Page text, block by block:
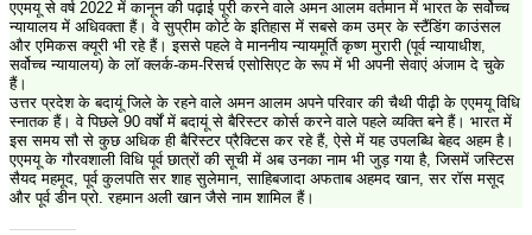
एएमयू से वर्ष 2022 में कानून की पढ़ाई पूरी करने वाले अमन आलम वर्तमान में भारत के सर्वोच्च
न्यायालय में अधिवक्ता हैं। वे सुप्रीम कोर्ट के इतिहास में सबसे कम उम्र के स्टैंडिंग काउंसल
और एमिकस क्यूरी भी रहे हैं। इससे पहले वे माननीय न्यायमूर्ति कृष्ण मुरारी (पूर्व न्यायाधीश,
सर्वोच्च न्यायालय) के लॉ क्लर्क-कम-रिसर्च एसोसिएट के रूप में भी अपनी सेवाएं अंजाम दे चुके
हैं।
उत्तर प्रदेश के बदायूं जिले के रहने वाले अमन आलम अपने परिवार की चैथी पीढ़ी के एएमयू विधि
स्नातक हैं। वे पिछले 90 वर्षों में बदायूं से बैरिस्टर कोर्स करने वाले पहले व्यक्ति बने हैं। भारत में
इस समय सौ से कुछ अधिक ही बैरिस्टर प्रैक्टिस कर रहे हैं, ऐसे में यह उपलब्धि बेहद अहम है।
एएमयू के गौरवशाली विधि पूर्व छात्रों की सूची में अब उनका नाम भी जुड़ गया है, जिसमें जस्टिस
सैयद महमूद, पूर्व कुलपति सर शाह सुलेमान, साहिबजादा अफताब अहमद खान, सर रॉस मसूद
और पूर्व डीन प्रो. रहमान अली खान जैसे नाम शामिल हैं।